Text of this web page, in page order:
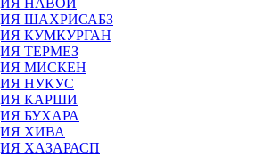
НАВОИ
ШАХРИСАБЗ
КУМКУРГАН
ТЕРМЕЗ
МИСКЕН
НУКУС
КАРШИ
БУХАРА
ХИВА
ХАЗАРАСП